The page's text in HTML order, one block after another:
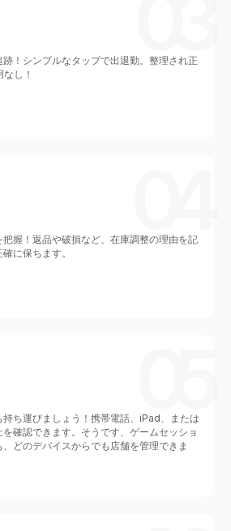
！シンプルなタップで出退勤。整理され正
し！
握！返品や破損など、在庫調整の理由を記
に保ちます。
ち運びましょう！携帯電話、iPad、または
確認できます。そうです、ゲームセッショ
どのデバイスからでも店舗を管理できま